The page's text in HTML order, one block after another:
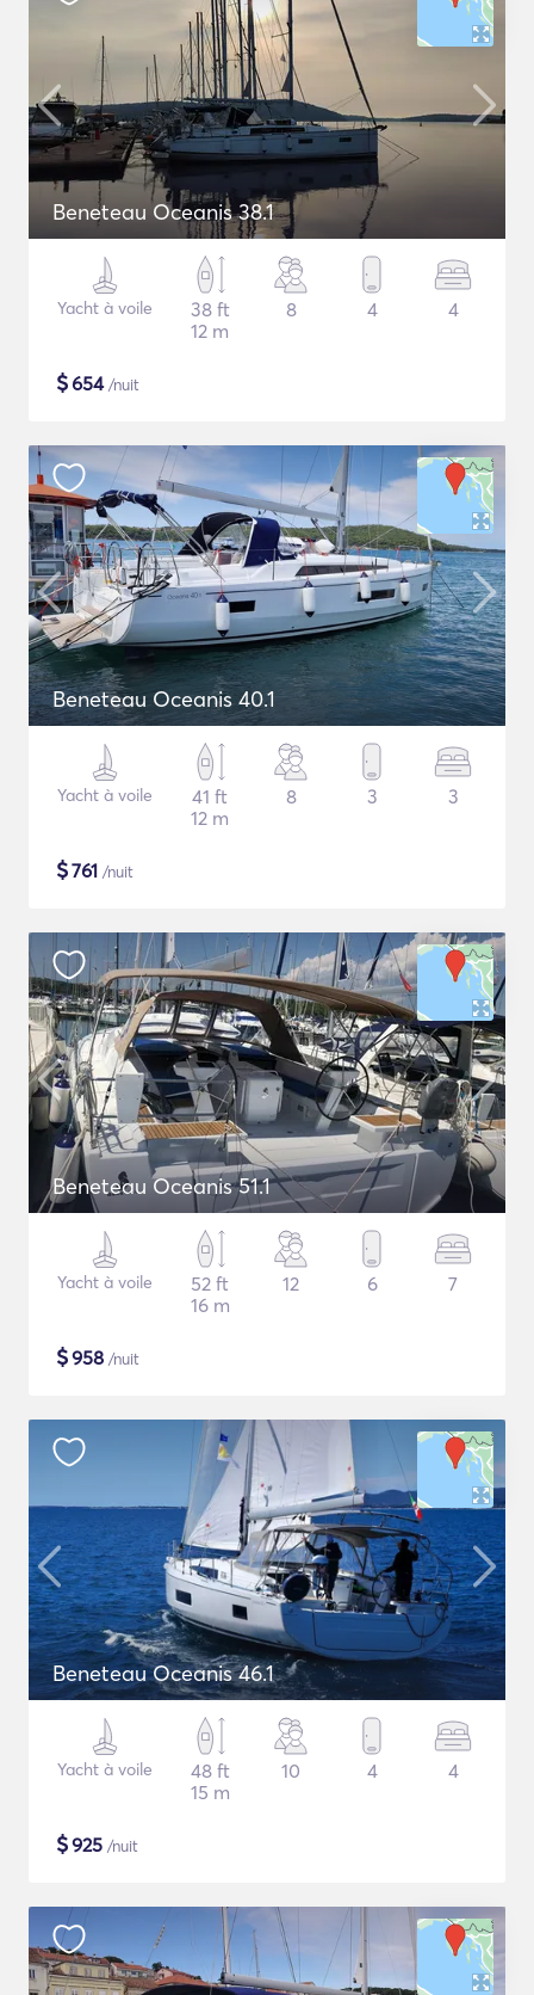
Beneteau Oceanis 38.1
Yacht à voile
38 ft
12 m
8 4 4
$654/nuit
Beneteau Oceanis 40.1
Yacht à voile
41 ft
12 m
8 3 3
$761 /nuit
Beneteau Oceanis 51.1
Yacht à voile
52 ft
16 m
12 6 7
$958 /nuit
Beneteau Oceanis 46.1
Yacht à voile
48 ft
15 m
10 4 4
$925 /nuit